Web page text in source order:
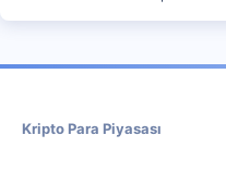
Kripto Para Piyasası